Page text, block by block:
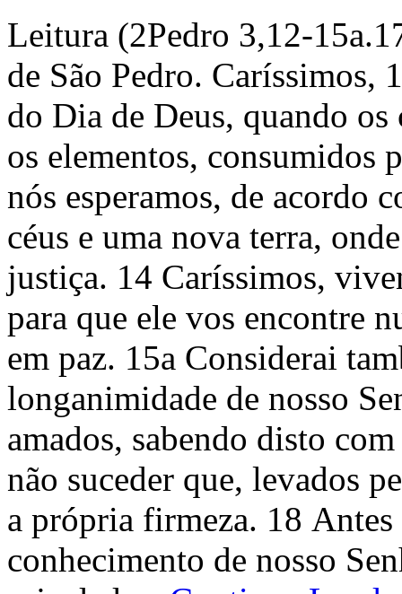
Leitura (2Pedro 3,12-
de São Pedro. Caríssimos,
do Dia de Deus, quando os
os elementos, consumidos
nós esperamos, de acordo
céus e uma nova terra,
justiça. 14 Caríssimos,
para que ele vos encontre
em paz. 15a Considerai
longanimidade de nosso
amados, sabendo disto
não suceder que, levados
a própria firmeza. 18
conhecimento de nosso